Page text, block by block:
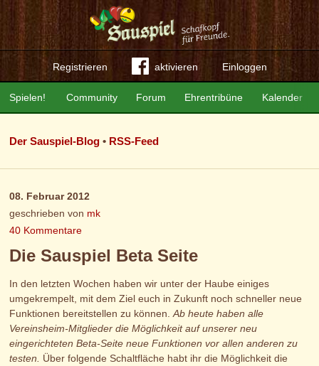
Registrieren aktivieren Einloggen
Community Forum Ehrentribüne Kalender
Spielen!
Der Sauspiel-Blog • RSS-Feed
08. Februar 2012
geschrieben von mk
40 Kommentare
Die Sauspiel Beta Seite
In den letzten Wochen haben wir unter der Haube einiges
umgekrempelt, mit dem Ziel euch in Zukunft noch schneller neue
Funktionen bereitstellen zu können.Ab heute haben alle
Vereinsheim-Mitglieder die Möglichkeit auf unserer neu
eingerichteten Beta-Seite neue Funktionen vor allen anderen zu
testen.
Über folgende Schaltfläche habt ihr die Möglichkeit die